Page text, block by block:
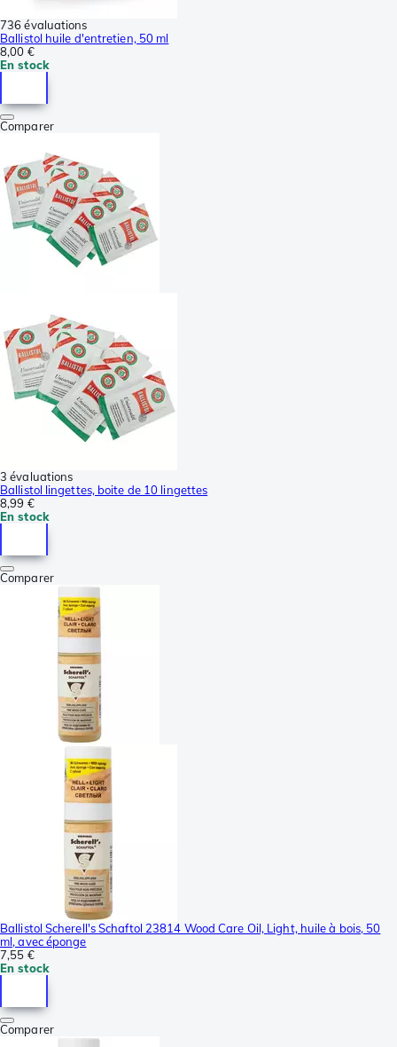
736 évaluations
Ballistol huile d'entretien, 50 ml
8,00 €
En stock
Comparer
3 évaluations
Ballistol lingettes, boite de 10 lingettes
8,99 €
En stock
Comparer
Ballistol Scherell's Schaftol 23814 Wood Care Oil, Light, huile à bois, 50
ml, avec éponge
7,55 €
En stock
Comparer